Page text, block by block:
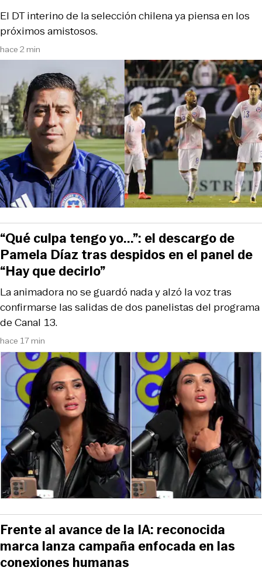
hace 2 min
El DT interino de la selección chilena ya piensa en los
próximos amistosos.
hace 17 min
La animadora no se guardó nada y alzó la voz tras
confirmarse las salidas de dos panelistas del programa
de Canal 13.
“Qué culpa tengo yo...”: el descargo de
Pamela Díaz tras despidos en el panel de
“Hay que decirlo”
Frente al avance de la IA: reconocida
marca lanza campaña enfocada en las
conexiones humanas